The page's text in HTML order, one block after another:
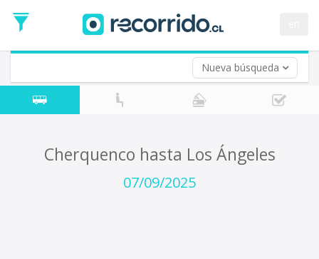
Nueva búsqueda
de
Ida
Vuelta (opcional)
Fecha
de
Cherquenco hasta Los Ángeles
07/09/2025